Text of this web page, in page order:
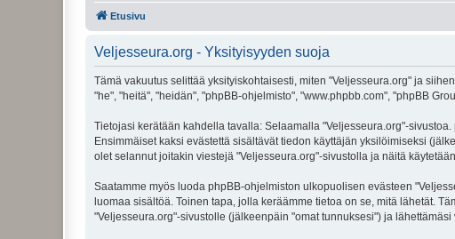
Etusivu
Veljesseura.org - Yksityisyyden suoja
Tämä vakuutus selittää yksityiskohtaisesti, miten "Veljesseura.org" ja
"he", "heitä", "heidän", "phpBB-ohjelmisto", "www.phpbb.com", "phpBB
Tietojasi kerätään kahdella tavalla: Selaamalla "Veljesseura.org"-
Ensimmäiset kaksi evästettä sisältävät tiedon käyttäjän yksilöimiseksi
olet selannut joitakin viestejä "Veljesseura.org"-sivustolla ja näitä
Saatamme myös luoda phpBB-ohjelmiston ulkopuolisen evästeen
luomaa sisältöä. Toinen tapa, jolla keräämme tietoa on se, mitä lähetät.
"Veljesseura.org"-sivustolle (jälkeenpäin "omat tunnuksesi") ja